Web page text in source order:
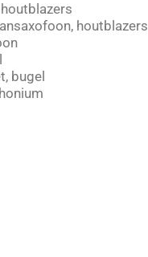
houtblazers
bugel